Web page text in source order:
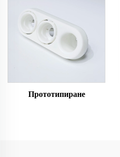
Прототипиране